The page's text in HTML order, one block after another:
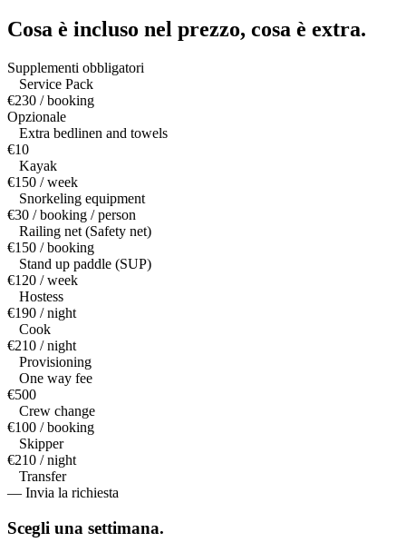
Cosa è incluso nel prezzo, cosa è extra.
Supplementi obbligatori
Service Pack
€230 / booking
Opzionale
Extra bedlinen and towels
€10
Kayak
€150 / week
Snorkeling equipment
€30 / booking / person
Railing net (Safety net)
€150 / booking
Stand up paddle (SUP)
€120 / week
Hostess
€190 / night
Cook
€210 / night
Provisioning
One way fee
€500
Crew change
€100 / booking
Skipper
€210 / night
Transfer
— Invia la richiesta
Scegli una settimana.